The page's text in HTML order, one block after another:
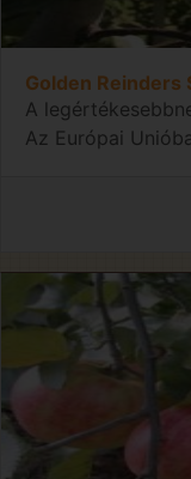
Golden Reinders
A
Az Európai